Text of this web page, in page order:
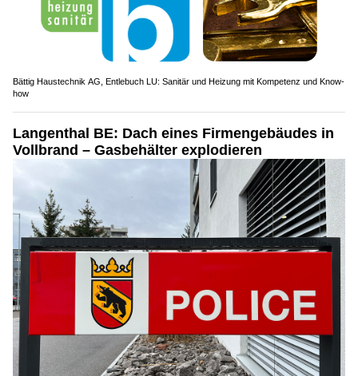
Bättig Haustechnik AG, Entlebuch LU: Sanitär und Heizung mit Kompetenz und Know-
how
Langenthal BE: Dach eines Firmengebäudes in
Vollbrand – Gasbehälter explodieren